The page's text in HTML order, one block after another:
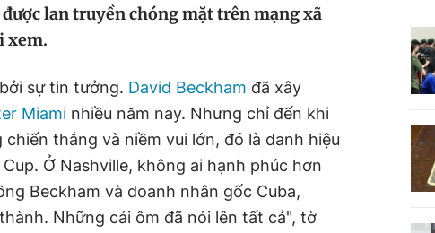
lan truyền chóng mặt trên mạng xã
xem.
sự tin tưởng. David Beckham đã xây
Miami nhiều năm nay. Nhưng chỉ đến khi
thắng và niềm vui lớn, đó là danh hiệu
Ở Nashville, không ai hạnh phúc hơn
Beckham và doanh nhân gốc Cuba,
Những cái ôm đã nói lên tất cả", tờ